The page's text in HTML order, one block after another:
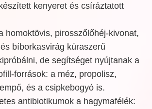
kenyeret és csíráztatott
homoktövis, pirosszőlőhéj-kivonat,
bíborkasvirág kúraszerű
de segítséget nyújtanak a
források: a méz, propolisz,
és a csipkebogyó is.
antibiotikumok a hagymafélék: